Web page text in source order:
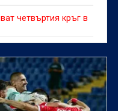
четвъртия кръг в